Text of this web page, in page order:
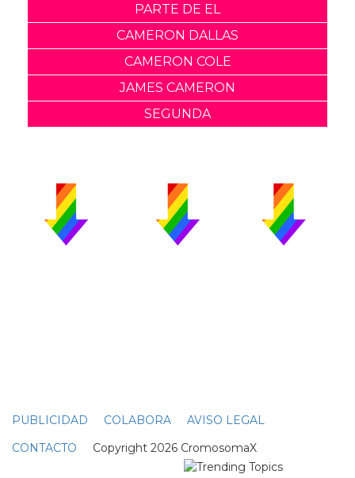
PARTE DE EL
CAMERON DALLAS
CAMERON COLE
JAMES CAMERON
SEGUNDA
PUBLICIDAD COLABORA
AVISO LEGAL
CONTACTO Copyright 2026 CromosomaX